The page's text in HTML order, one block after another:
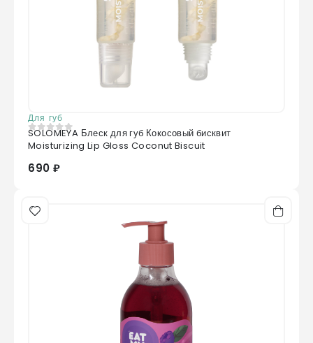
Для губ
0из 5
SOLOMEYA Блеск для губ Кокосовый бисквит
Moisturizing Lip Gloss Coconut Biscuit
690 ₽